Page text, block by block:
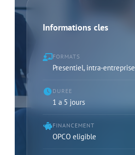
Informations cles
FORMATS
Presentiel, intra-entreprise
DUREE
1 a 5 jours
FINANCEMENT
OPCO eligible